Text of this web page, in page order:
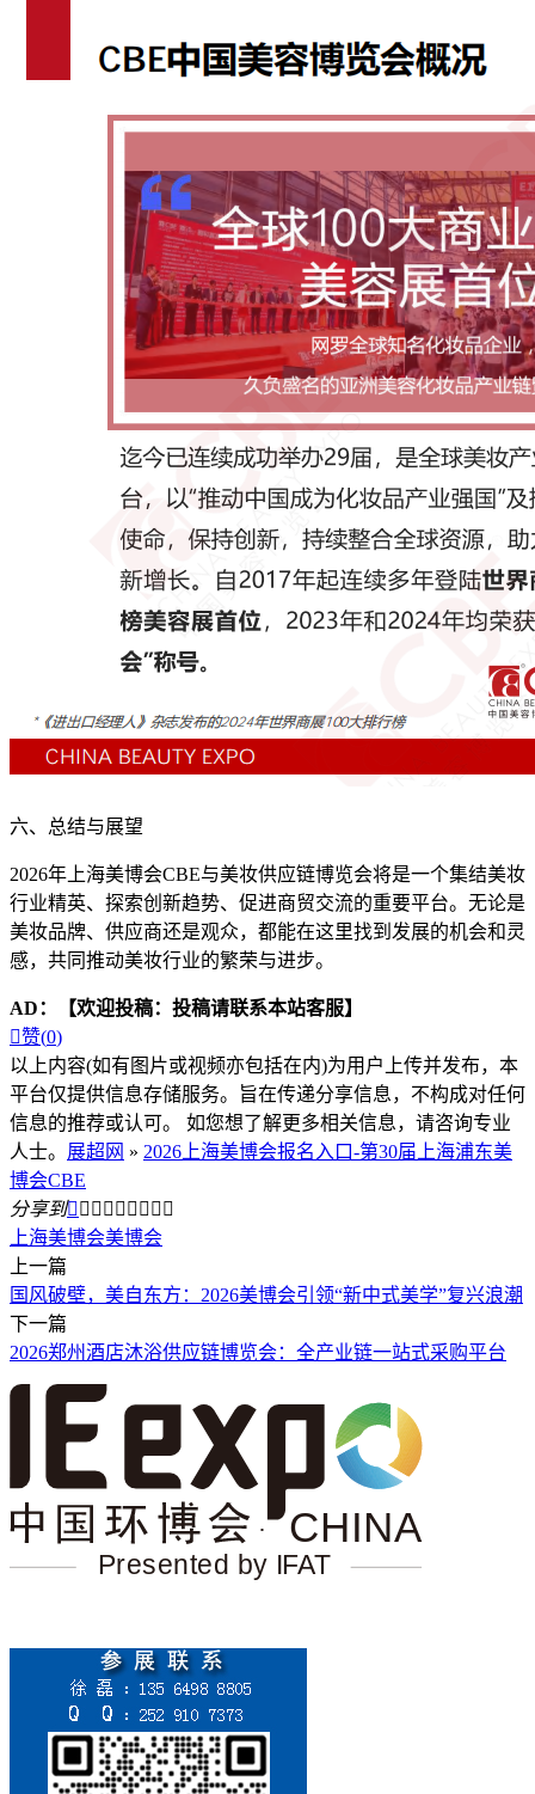
六、总结与展望
2026年上海美博会CBE与美妆供应链博览会将是一个集结美妆
行业精英、探索创新趋势、促进商贸交流的重要平台。无论是
美妆品牌、供应商还是观众，都能在这里找到发展的机会和灵
感，共同推动美妆行业的繁荣与进步。
AD：
【欢迎投稿：投稿请联系本站客服】
赞(0)
以上内容(如有图片或视频亦包括在内)为用户上传并发布，本
平台仅提供信息存储服务。旨在传递分享信息，不构成对任何
信息的推荐或认可。 如您想了解更多相关信息，请咨询专业
人士。 展超网 » 2026上海美博会报名入口-第30届上海浦东美
博会CBE
分享到        
上海美博会美博会
上一篇
国风破壁，美自东方：2026美博会引领“新中式美学”复兴浪潮
下一篇
2026郑州酒店沐浴供应链博览会：全产业链一站式采购平台